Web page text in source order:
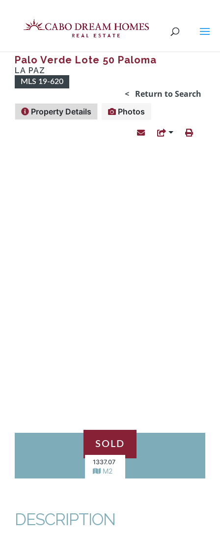
Palo Verde Lote 50 Paloma
LA PAZ
MLS 19-620
< Return to Search
Property Details Photos
SOLD
1337.07
M2
DESCRIPTION